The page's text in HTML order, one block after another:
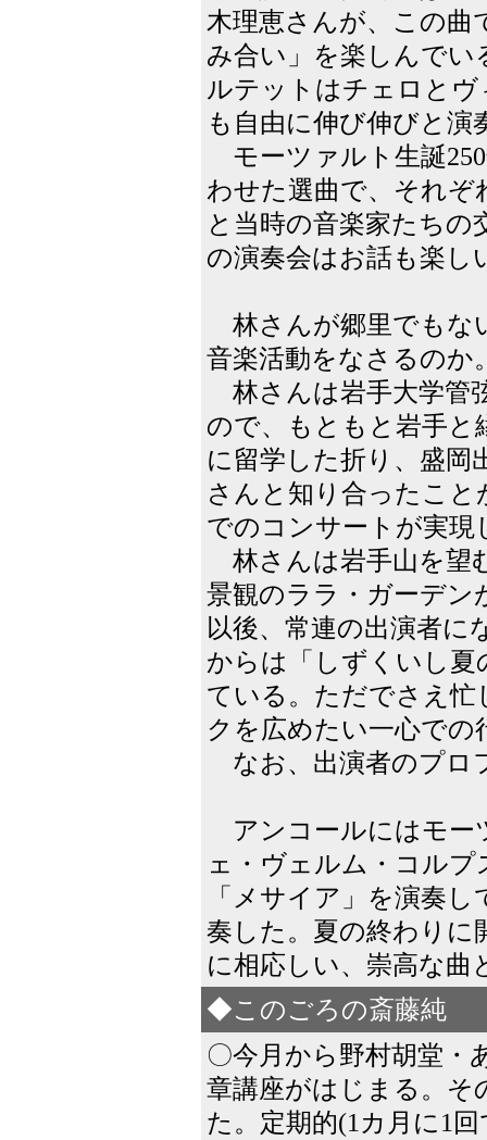
木理恵さんが、この曲
み合い」を楽しんで
ルテットはチェロと
も自由に伸び伸びと
モーツァルト生誕
わせた選曲で、それ
と当時の音楽家たち
の演奏会はお話も楽し
林さんが郷里でもな
音楽活動をなさるのか
林さんは岩手大学管
ので、もともと岩手
に留学した折り、盛岡
さんと知り合ったこ
でのコンサートが実
林さんは岩手山を望
景観のララ・ガーデ
以後、常連の出演者に
からは「しずくいし夏
ている。ただでさえ
クを広めたい一心での
なお、出演者のプロ
アンコールにはモー
ェ・ヴェルム・コル
「メサイア」を演奏
奏した。夏の終わりに
に相応しい、崇高な曲
◆このごろの斎藤純
〇今月から野村胡堂・
章講座がはじまる。そ
た。定期的(1カ月に1